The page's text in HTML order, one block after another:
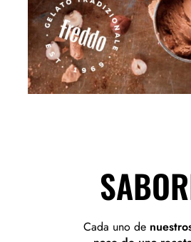
Cada uno de